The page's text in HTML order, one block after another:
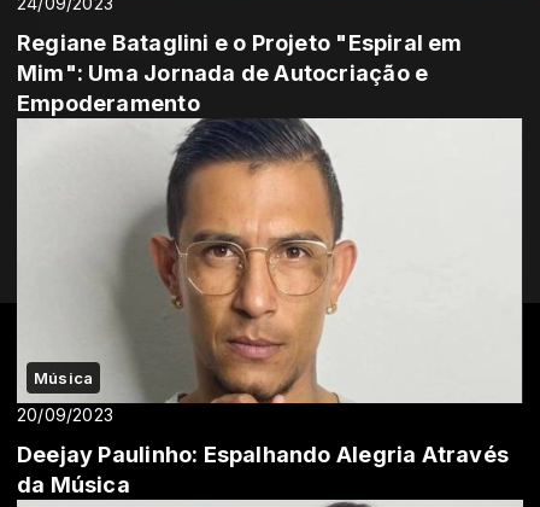
Regiane Bataglini e o Projeto "Espiral em
Mim": Uma Jornada de Autocriação e
Empoderamento
Música
20/09/2023
Deejay Paulinho: Espalhando Alegria Através
da Música